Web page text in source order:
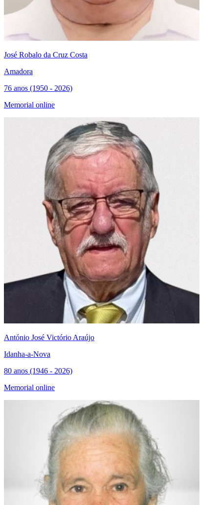
José Robalo da Cruz Costa
Amadora
76 anos (1950 - 2026)
Memorial online
António José Victório Araújo
Idanha-a-Nova
80 anos (1946 - 2026)
Memorial online